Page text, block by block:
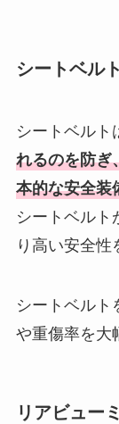
シートベルト
シートベルト
れるのを防ぎ
本的な安全装
シートベルト
り高い安全性
シートベルト
や重傷率を大
リアビュー